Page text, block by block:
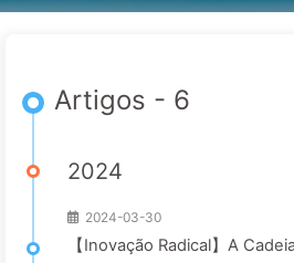
Artigos - 6
2024
2024-03-30
【Inovação Radical】A